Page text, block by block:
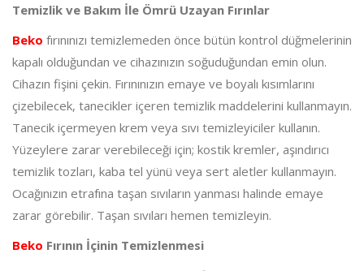
Temizlik ve Bakım İle Ömrü Uzayan Fırınlar
Beko fırınınızı temizlemeden önce bütün kontrol düğmelerinin
kapalı olduğundan ve cihazınızın soğuduğundan emin olun.
Cihazın fişini çekin. Fırınınızın emaye ve boyalı kısımlarını
çizebilecek, tanecikler içeren temizlik maddelerini kullanmayın.
Tanecik içermeyen krem veya sıvı temizleyiciler kullanın.
Yüzeylere zarar verebileceği için; kostik kremler, aşındırıcı
temizlik tozları, kaba tel yünü veya sert aletler kullanmayın.
Ocağınızın etrafına taşan sıvıların yanması halinde emaye
zarar görebilir. Taşan sıvıları hemen temizleyin.
Beko Fırının İçinin Temizlenmesi